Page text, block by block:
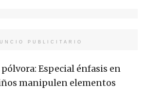
PUBLICITARIO
Especial énfasis en
manipulen elementos